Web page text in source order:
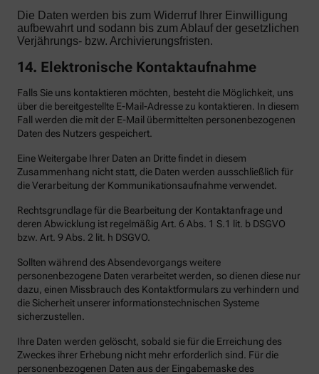
Die Daten werden bis zum Widerruf Ihrer Einwilligung
aufbewahrt und sodann bis zum Ablauf der gesetzlichen
Verjährungs- bzw. Archivierungsfristen.
14. Elektronische Kontaktaufnahme
Falls Sie uns kontaktieren möchten, besteht die Möglichkeit, uns
über die bereitgestellte E-Mail-Adresse zu kontaktieren. In diesem
Fall werden die mit der E-Mail übermittelten personenbezogenen
Daten des Nutzers gespeichert.
Eine Weitergabe Ihrer Daten an Dritte findet in diesem
Zusammenhang nicht statt, die Daten werden ausschließlich für
die Verarbeitung der Kommunikationsaufnahme verwendet.
Rechtsgrundlage für die Bearbeitung der Kontaktanfrage und
deren Abwicklung ist regelmäßig Art. 6 Abs. 1 S.1 lit. b DSGVO
bzw. Art. 9 Abs. 2 lit. h DSGVO.
Sollten während des Absendevorgangs weitere
personenbezogene Daten verarbeitet werden, so dienen diese nur
dazu, einen Missbrauch des Kontaktformulars zu verhindern und
die Sicherheit unserer informationstechnischen Systeme
sicherzustellen.
Ihre Daten werden gelöscht, sobald sie für die Erreichung des
Zweckes ihrer Erhebung nicht mehr erforderlich sind. Für die
personenbezogenen Daten aus der Eingabemaske des